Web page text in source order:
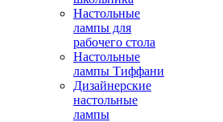
Настольные
лампы для
рабочего стола
Настольные
лампы Тиффани
Дизайнерские
настольные
лампы